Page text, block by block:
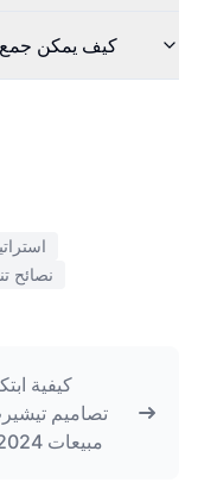
كيف يمكن جمع
نصائح
كيفية
تصاميم
مبيعات 2024؟